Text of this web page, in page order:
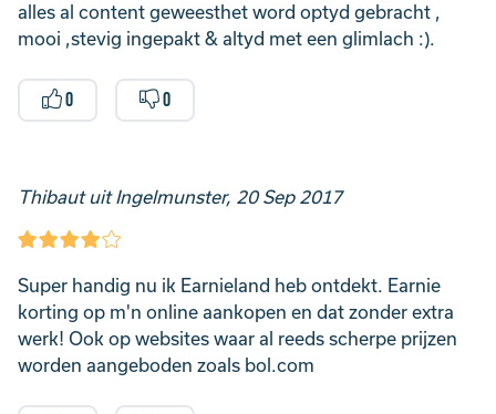
alles al content geweesthet word optyd gebracht ,
mooi ,stevig ingepakt & altyd met een glimlach :).
0 0
Thibaut uit Ingelmunster, 20 Sep 2017
Super handig nu ik Earnieland heb ontdekt. Earnie
korting op m'n online aankopen en dat zonder extra
werk! Ook op websites waar al reeds scherpe prijzen
worden aangeboden zoals bol.com